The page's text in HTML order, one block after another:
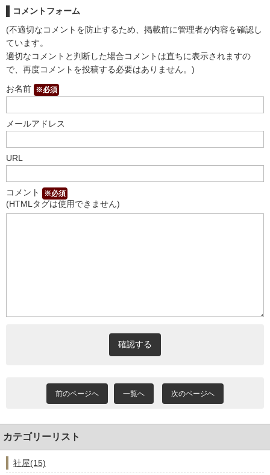
コメントフォーム
(不適切なコメントを防止するため、掲載前に管理者が内容を確認し
ています。
適切なコメントと判断した場合コメントは直ちに表示されますの
で、再度コメントを投稿する必要はありません。)
お名前 ※必須
メールアドレス
URL
コメント ※必須
(HTMLタグは使用できません)
前のページへ 一覧へ 次のページへ
カテゴリーリスト
社屋(15)